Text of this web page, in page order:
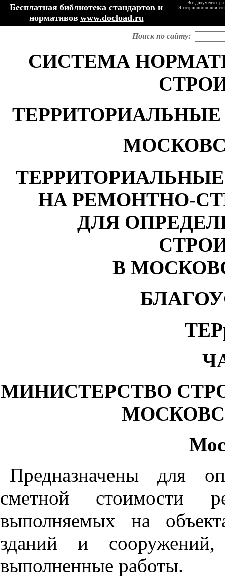
Бесплатная библиотека стандартов и
нормативов www.docload.ru
Все документы,
Электронные копии
Поиск по сайту:
СИСТЕМА
НА РЕМОНТНО-
ДЛЯ
В
МИНИСТЕРСТВО
Предназначены для
сметной стоимости
выполняемых на
зданий и
выполненные работы.